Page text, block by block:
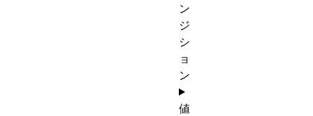
ン
ジ
シ
ョ
ン
値